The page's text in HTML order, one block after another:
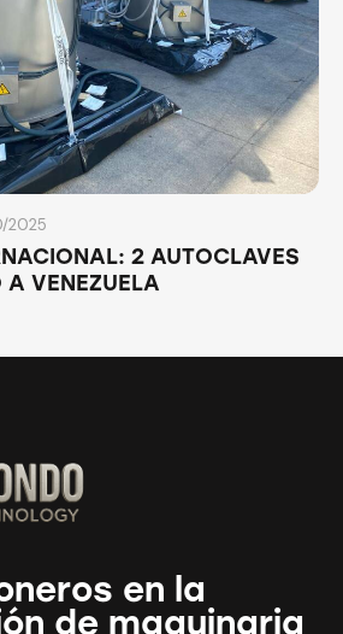
2025
2 AUTOCLAVES
A VENEZUELA
en la
de maquinaria